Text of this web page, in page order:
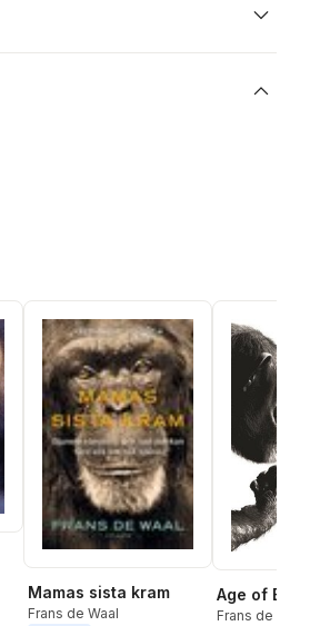
Mamas sista kram
Frans de Waal
Age of
Frans de Waal